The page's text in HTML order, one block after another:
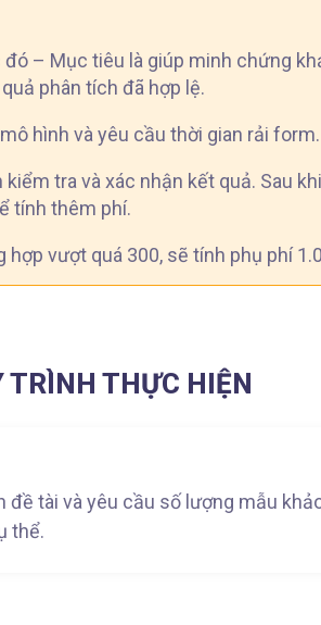
– Mục tiêu là giúp minh chứng
phân tích đã hợp lệ.
hình và yêu cầu thời gian rải form.
tra và xác nhận kết quả. Sau
tính thêm phí.
vượt quá 300, sẽ tính phụ phí
TRÌNH THỰC HIỆN
tài và yêu cầu số lượng mẫu
thể.